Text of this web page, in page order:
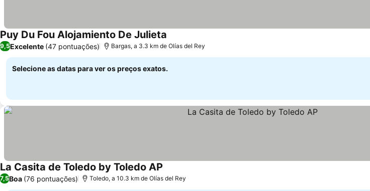
Puy Du Fou Alojamiento De Julieta
9,5Excelente (47 pontuações) Bargas, a 3.3 km de Olías del Rey
Selecione as datas para ver os preços exatos.
La Casita de Toledo by Toledo AP
7,5Boa (76 pontuações) Toledo, a 10.3 km de Olías del Rey